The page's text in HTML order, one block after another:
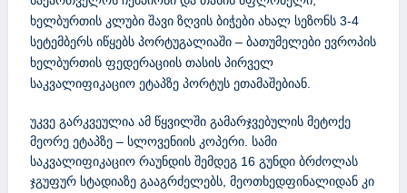
ხელბურთის კლუბი შავი ზღვის ბიჭები ახალ სეზონს 3-4
სეტემბერს იწყებს პორტუგალიაში – ბათუმელები ევროპის
ხელბურთის ფედერაციის თასის პირველ
საკვალიფიკაციო ეტაპზე პორტუს ეთამაშებიან.
უკვე გარკვეულია ამ წყვილში გამარჯვებულის მეტოქე
მეორე ეტაპზე – სლოვენიის კოპერი. სამი
საკვალიფიკაციო რაუნდის შემდეგ 16 გუნდი ბრძოლას
ჯგუფურ სტადიაზე გააგრძელებს, მეოთხედფინალიდან კი